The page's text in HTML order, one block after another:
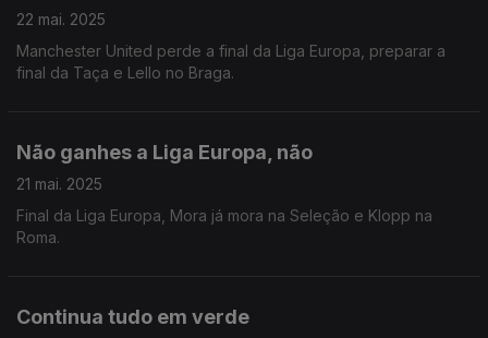
22 mai. 2025
Manchester United perde a final da Liga Europa, preparar a
final da Taça e Lello no Braga.
Não ganhes a Liga Europa, não
21 mai. 2025
Final da Liga Europa, Mora já mora na Seleção e Klopp na
Roma.
Continua tudo em verde